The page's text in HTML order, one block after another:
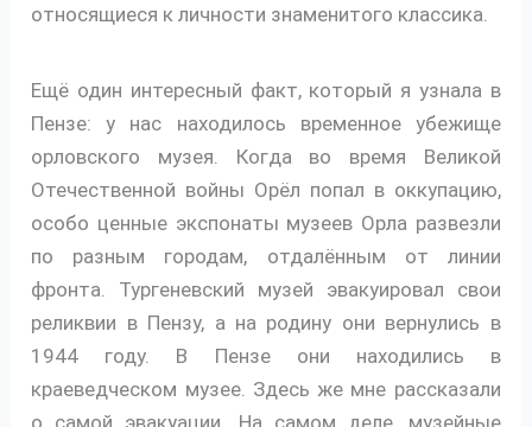
относящиеся к личности знаменитого классика.
Ещё один интересный факт, который я узнала в
Пензе: у нас находилось временное убежище
орловского музея. Когда во время Великой
Отечественной войны Орёл попал в оккупацию,
особо ценные экспонаты музеев Орла развезли
по разным городам, отдалённым от линии
фронта. Тургеневский музей эвакуировал свои
реликвии в Пензу, а на родину они вернулись в
1944 году. В Пензе они находились в
краеведческом музее. Здесь же мне рассказали
о самой эвакуации. На самом деле, музейные